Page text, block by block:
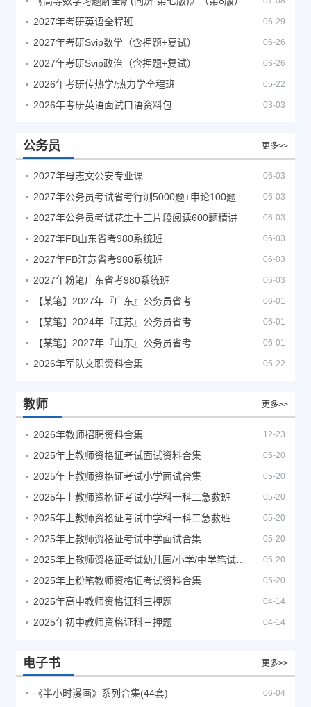
2027年考研英语全程班 06-29
2027年考研Svip数学（含押题+复试） 06-26
2027年考研Svip政治（含押题+复试） 06-26
2026年考研传热学/热力学全程班 05-22
2026年考研英语面试口语资料包 03-03
公务员 更多>>
2027年母志文公安专业课 06-03
2027年公务员考试省考行测5000题+申论100题 06-03
2027年公务员考试花生十三片段阅读600题精讲 06-03
2027年FB山东省考980系统班 06-03
2027年FB江苏省考980系统班 06-03
2027年粉笔广东省考980系统班 06-03
【某笔】2027年『广东』公务员省考 06-01
【某笔】2024年『江苏』公务员省考 06-01
【某笔】2027年『山东』公务员省考 06-01
2026年军队文职资料合集 05-22
教师 更多>>
2026年教师招聘资料合集 12-23
2025年上教师资格证考试面试资料合集 05-20
2025年上教师资格证考试小学面试合集 05-20
2025年上教师资格证考试小学科一科二急救班 05-20
2025年上教师资格证考试中学科一科二急救班 05-20
2025年上教师资格证考试中学面试合集 05-20
05-20
2025年上粉笔教师资格证考试资料合集 05-20
2025年高中教师资格证科三押题 04-14
2025年初中教师资格证科三押题 04-14
电子书 更多>>
《半小时漫画》系列合集(44套) 06-04